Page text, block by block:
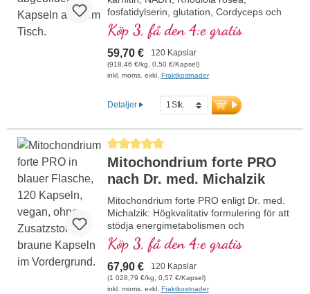
fosfatidylserin, glutation, Cordyceps och
koppar, som bidrar till en normal
energiomsättning (i form av ATP i
cellandningskedjan).
Köp 3, få den 4:e gratis
59,70 € 120 Kapslar
(918,46 €/kg, 0,50 €/Kapsel)
inkl. moms. exkl. Fraktkostnader
Detaljer
Genomsnittligt betyg på 5 av 5 stjärnor
Mitochondrium forte PRO
nach Dr. med. Michalzik
Mitochondrium forte PRO enligt Dr. med.
Michalzik: Högkvalitativ formulering för att
stödja energimetabolismen och
cellhälsan. Med NADH, Q10, resveratrol
och tiamin, som främjar
energimetabolismen, samt R-alfa-
liponsyra i den värdefulla formen Sodium-
R-Lipoat. Aluminiumfri försegling och över
Köp 3, få den 4:e gratis
67,90 € 120 Kapslar
(1 028,79 €/kg, 0,57 €/Kapsel)
inkl. moms. exkl. Fraktkostnader